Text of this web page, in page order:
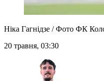
Ніка Гагнідзе / Фото ФК
20 травня, 03:30